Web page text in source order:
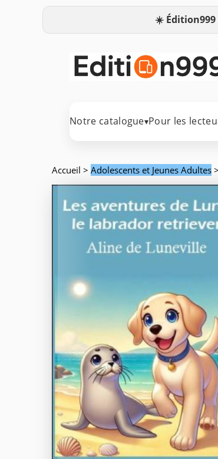
☀️ Édition999
Notre catalogue▾Pour les
Accueil > Adolescents et Jeunes Adultes